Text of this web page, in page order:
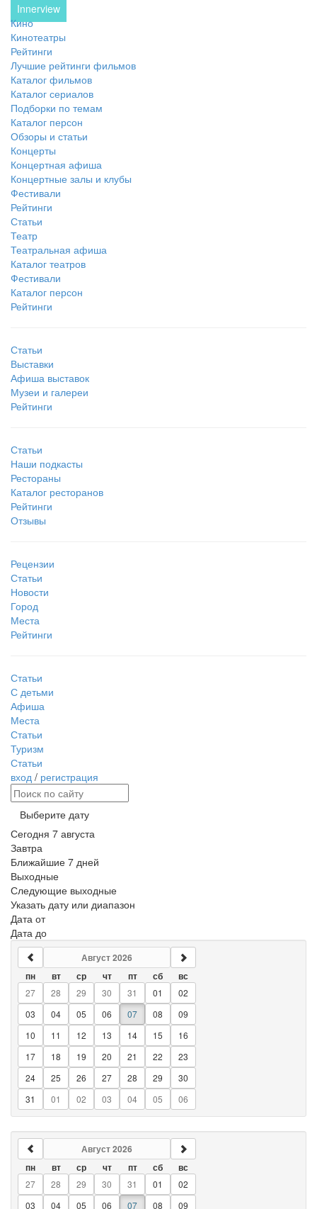
Innerview
Кино
Кинотеатры
Рейтинги
Лучшие рейтинги фильмов
Каталог фильмов
Каталог сериалов
Подборки по темам
Каталог персон
Обзоры и статьи
Концерты
Концертная афиша
Концертные залы и клубы
Фестивали
Рейтинги
Статьи
Театр
Театральная афиша
Каталог театров
Фестивали
Каталог персон
Рейтинги
Статьи
Выставки
Афиша выставок
Музеи и галереи
Рейтинги
Статьи
Наши подкасты
Рестораны
Каталог ресторанов
Рейтинги
Отзывы
Рецензии
Статьи
Новости
Город
Места
Рейтинги
Статьи
С детьми
Афиша
Места
Статьи
Туризм
Статьи
вход / регистрация
Выберите дату
Сегодня 7 августа
Завтра
Ближайшие 7 дней
Выходные
Следующие выходные
Указать дату или диапазон
Дата от
Дата до
Август 2026
пн вт ср чт пт сб
вс
27
28 29 30 31 01
02
03
04 05 06 07 08
09
10
11 12 13 14 15
16
17
18 19 20 21 22
23
24
25 26 27 28 29
30
31
01 02 03 04 05 06
Август 2026
пн вт ср чт пт сб
вс
27
28 29 30 31 01
02
03
04 05 06 07 08 09